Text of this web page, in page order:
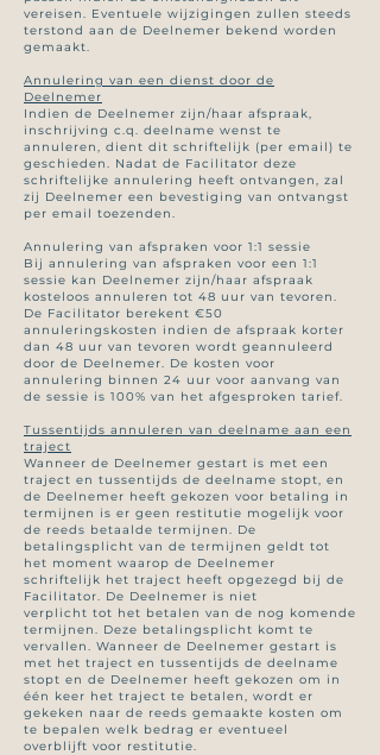
vereisen. Eventuele wijzigingen zullen steeds
terstond aan de Deelnemer bekend worden
gemaakt.
Annulering van een dienst door de
Deelnemer
Indien de Deelnemer zijn/haar afspraak,
inschrijving c.q. deelname wenst te
annuleren, dient dit schriftelijk (per email) te
geschieden. Nadat de Facilitator deze
schriftelijke annulering heeft ontvangen, zal
zij Deelnemer een bevestiging van ontvangst
per email toezenden.
Annulering van afspraken voor 1:1 sessie
Bij annulering van afspraken voor een 1:1
sessie kan Deelnemer zijn/haar afspraak
kosteloos annuleren tot 48 uur van tevoren.
De Facilitator berekent €50
annuleringskosten indien de afspraak korter
dan 48 uur van tevoren wordt geannuleerd
door de Deelnemer. De kosten voor
annulering binnen 24 uur voor aanvang van
de sessie is 100% van het afgesproken tarief.
Tussentijds annuleren van deelname aan een
traject
Wanneer de Deelnemer gestart is met een
traject en tussentijds de deelname stopt, en
de Deelnemer heeft gekozen voor betaling in
termijnen is er geen restitutie mogelijk voor
de reeds betaalde termijnen. De
betalingsplicht van de termijnen geldt tot
het moment waarop de Deelnemer
schriftelijk het traject heeft opgezegd bij de
Facilitator. De Deelnemer is niet
verplicht tot het betalen van de nog komende
termijnen. Deze betalingsplicht komt te
vervallen. Wanneer de Deelnemer gestart is
met het traject en tussentijds de deelname
stopt en de Deelnemer heeft gekozen om in
één keer het traject te betalen, wordt er
gekeken naar de reeds gemaakte kosten om
te bepalen welk bedrag er eventueel
overblijft voor restitutie.